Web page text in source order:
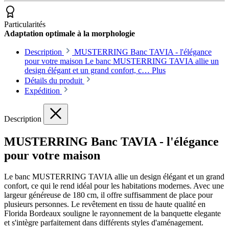
Particularités
Adaptation optimale à la morphologie
Description
MUSTERRING Banc TAVIA - l'élégance
pour votre maison Le banc MUSTERRING TAVIA allie un
design élégant et un grand confort, c… Plus
Détails du produit
Expédition
Description
MUSTERRING Banc TAVIA - l'élégance
pour votre maison
Le banc MUSTERRING TAVIA allie un design élégant et un grand
confort, ce qui le rend idéal pour les habitations modernes. Avec une
largeur généreuse de 180 cm, il offre suffisamment de place pour
plusieurs personnes. Le revêtement en tissu de haute qualité en
Florida Bordeaux souligne le rayonnement de la banquette elegante
et s'intègre parfaitement dans différents styles d'aménagement.